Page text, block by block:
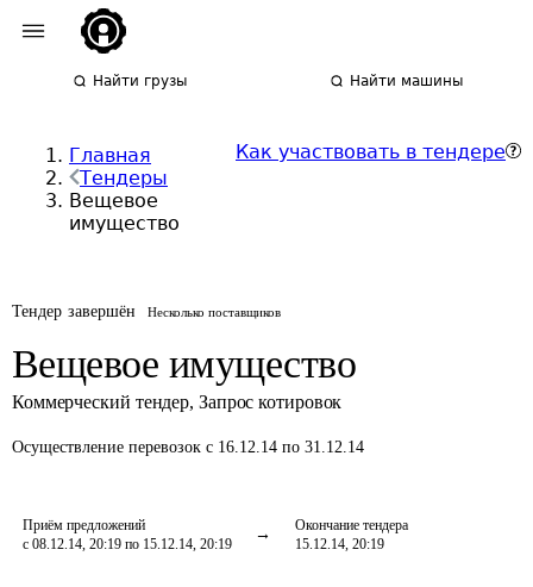
Найти грузы Найти машины
Главная
Тендеры
Вещевое
имущество
Как участвовать в тендере
Тендер завершён Несколько поставщиков
Вещевое имущество
Коммерческий тендер, Запрос котировок
Осуществление перевозок с 16.12.14 по 31.12.14
Приём предложений
с 08.12.14, 20:19 по 15.12.14, 20:19
Окончание тендера
15.12.14, 20:19